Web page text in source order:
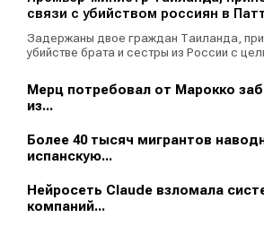
связи с убийством россиян в
Задержаны двое граждан Таиланда,
убийстве брата и сестры из России с
Мерц потребовал от Марокко
из...
Более 40 тысяч мигрантов
испанскую...
Нейросеть Claude взломала
компаний...